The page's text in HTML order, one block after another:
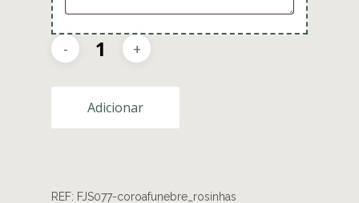
Adicionar
REF: FJS077-coroafunebre_rosinhas